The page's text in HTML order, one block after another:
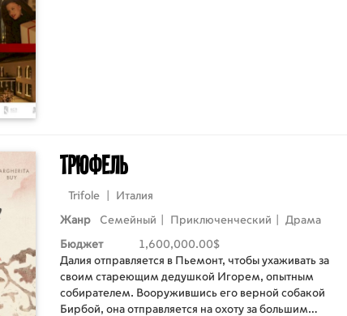
Трюфель
Trifole Италия
Жанр Семейный Приключенческий Драма
Бюджет
1,600,000.00$
Далия отправляется в Пьемонт, чтобы ухаживать за
своим стареющим дедушкой Игорем, опытным
собирателем. Вооружившись его верной собакой
Бирбой, она отправляется на охоту за большим